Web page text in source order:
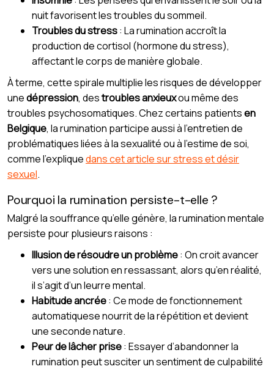
nuit favorisent les troubles du sommeil.
Troubles du stress: La rumination accroît la
production de cortisol (hormone du stress),
affectant le corps de manière globale.
À terme, cette spirale multiplie les risques de développer
unedépression, destroubles anxieuxou même des
troubles psychosomatiques. Chez certains patientsen
Belgique, la rumination participe aussi à l’entretien de
problématiques liées à la sexualité ou à l’estime de soi,
comme l’expliquedans cet article sur stress et désir
sexuel.
Pourquoi la rumination persiste-t-elle ?
Malgré la souffrance qu’elle génère, la rumination mentale
persiste pour plusieurs raisons :
Illusion de résoudre un problème: On croit avancer
vers une solution en ressassant, alors qu’en réalité,
il s’agit d’un leurre mental.
Habitude ancrée: Ce mode de fonctionnement
automatiquese nourrit de la répétition et devient
une seconde nature.
Peur de lâcher prise: Essayer d’abandonner la
rumination peut susciter un sentiment de culpabilité